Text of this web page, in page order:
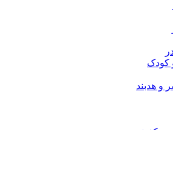
کودک
و هدبند
و کفش